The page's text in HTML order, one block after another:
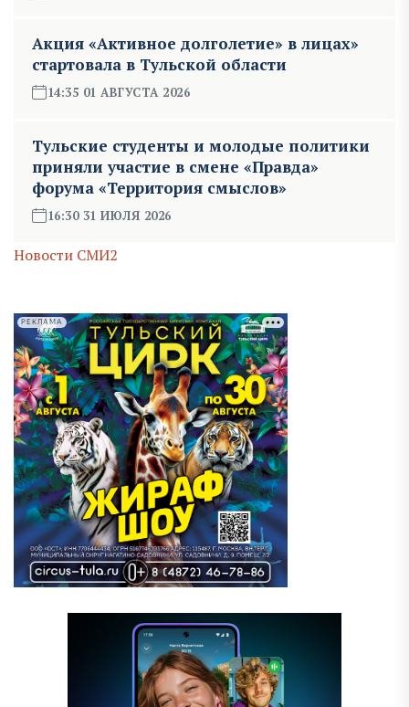
Акция «Активное долголетие» в лицах»
стартовала в Тульской области
14:35 01 АВГУСТА 2026
Тульские студенты и молодые политики
приняли участие в смене «Правда»
форума «Территория смыслов»
16:30 31 ИЮЛЯ 2026
Новости СМИ2
РЕКЛАМА